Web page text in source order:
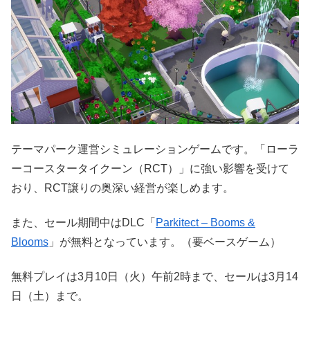
テーマパーク運営シミュレーションゲームです。「ローラ
ーコースタータイクーン（RCT）」に強い影響を受けて
おり、RCT譲りの奥深い経営が楽しめます。
また、セール期間中はDLC「 Parkitect – Booms &
Blooms 」が無料となっています。（要ベースゲーム）
無料プレイは3月10日（火）午前2時まで、セールは3月14
日（土）まで。